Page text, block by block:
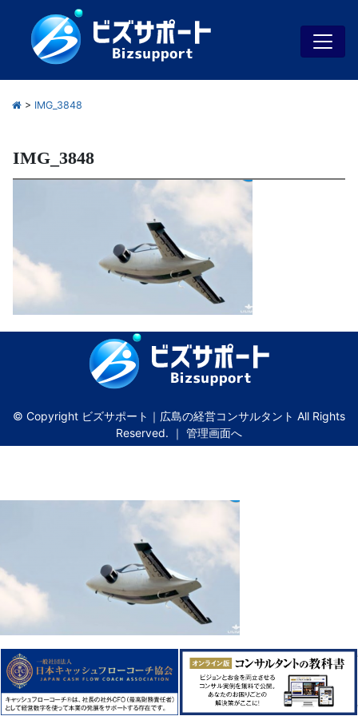
> IMG_3848
IMG_3848
© Copyright ビズサポート｜広島の経営コンサルタント All Rights
Reserved. ｜ 管理画面へ